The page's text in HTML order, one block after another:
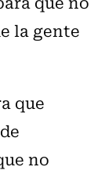
la gente
que
no